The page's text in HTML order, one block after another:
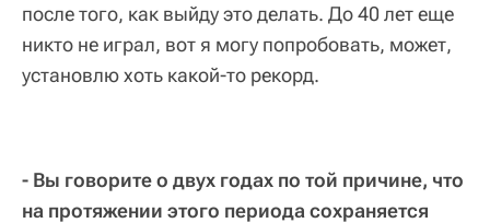
после того, как выйду это делать. До 40 лет еще
никто не играл, вот я могу попробовать, может,
установлю хоть какой-то рекорд.
- Вы говорите о двух годах по той причине, что
на протяжении этого периода сохраняется